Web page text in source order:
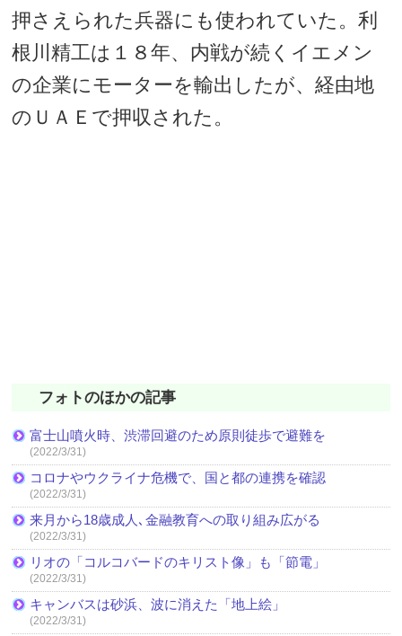
押さえられた兵器にも使われていた。利
根川精工は１８年、内戦が続くイエメン
の企業にモーターを輸出したが、経由地
のＵＡＥで押収された。
フォトのほかの記事
富士山噴火時、渋滞回避のため原則徒歩で避難を
(2022/3/31)
コロナやウクライナ危機で、国と都の連携を確認
(2022/3/31)
来月から18歳成人､金融教育への取り組み広がる
(2022/3/31)
リオの「コルコバードのキリスト像」も「節電」
(2022/3/31)
キャンバスは砂浜、波に消えた「地上絵」
(2022/3/31)